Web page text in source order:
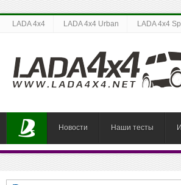
LADA 4x4 LADA 4x4 Urban LADA 4x4
Новости Наши тесты